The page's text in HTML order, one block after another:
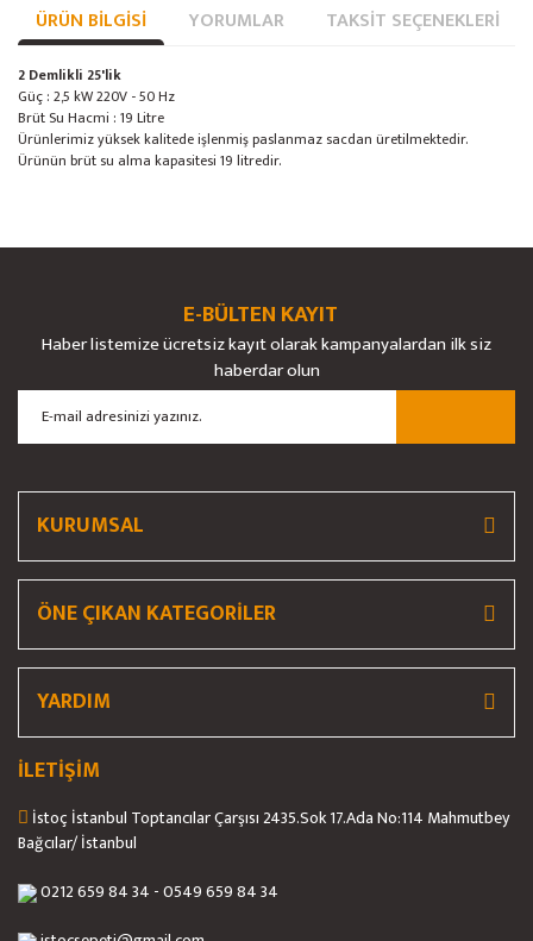
ÜRÜN BILGISI YORUMLAR TAKSIT SEÇENEKLERI
2 Demlikli 25'lik
Güç : 2,5 kW 220V - 50 Hz
Brüt Su Hacmi : 19 Litre
Ürünlerimiz yüksek kalitede işlenmiş paslanmaz sacdan üretilmektedir.
Ürünün brüt su alma kapasitesi 19 litredir.
Bu ürüne ilk yorumu siz yapın!
Yorum Yaz
yetersiz gördüğünüz noktaları öneri formunu kullanarak tarafımıza
Ürün resmi kalitesiz, bozuk veya görüntülenemiyor.
Ürün açıklamasında eksik bilgiler bulunuyor.
Ürün bilgilerinde hatalar bulunuyor.
Ürün fiyatı diğer sitelerden daha pahalı.
E-BÜLTEN KAYIT
Haber listemize ücretsiz kayıt olarak kampanyalardan ilk siz
haberdar olun
KURUMSAL
ÖNE ÇIKAN KATEGORİLER
YARDIM
İLETİŞİM
İstoç İstanbul Toptancılar Çarşısı 2435.Sok 17.Ada No:114 Mahmutbey
Bağcılar/ İstanbul
0212 659 84 34 - 0549 659 84 34